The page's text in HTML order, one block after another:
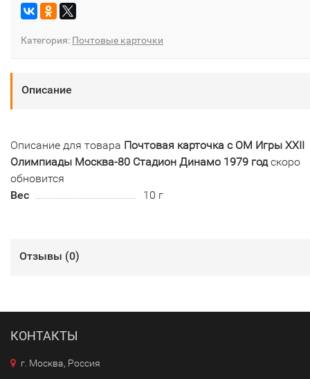
Категория: Почтовые карточки
Описание
Описание для товара Почтовая карточка с ОМ Игры XXII
Олимпиады Москва-80 Стадион Динамо 1979 годскоро
обновится
Вес
10 г
Отзывы (0)
КОНТАКТЫ
г. Москва, Россия